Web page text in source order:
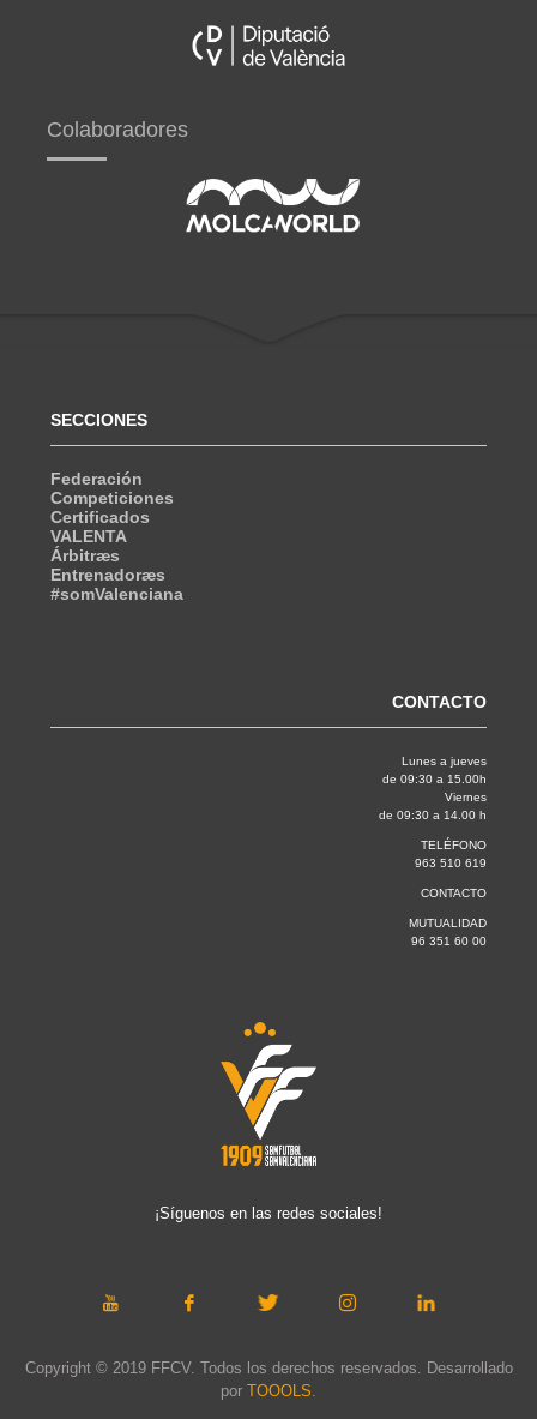
Colaboradores
SECCIONES
Federación
Competiciones
Certificados
VALENTA
Árbitræs
Entrenadoræs
#somValenciana
CONTACTO
Lunes a jueves
de 09:30 a 15.00h
Viernes
de 09:30 a 14.00 h
TELÉFONO
963 510 619
CONTACTO
MUTUALIDAD
96 351 60 00
¡Síguenos en las redes sociales!
Copyright © 2019 FFCV. Todos los derechos reservados. Desarrollado
por TOOOLS